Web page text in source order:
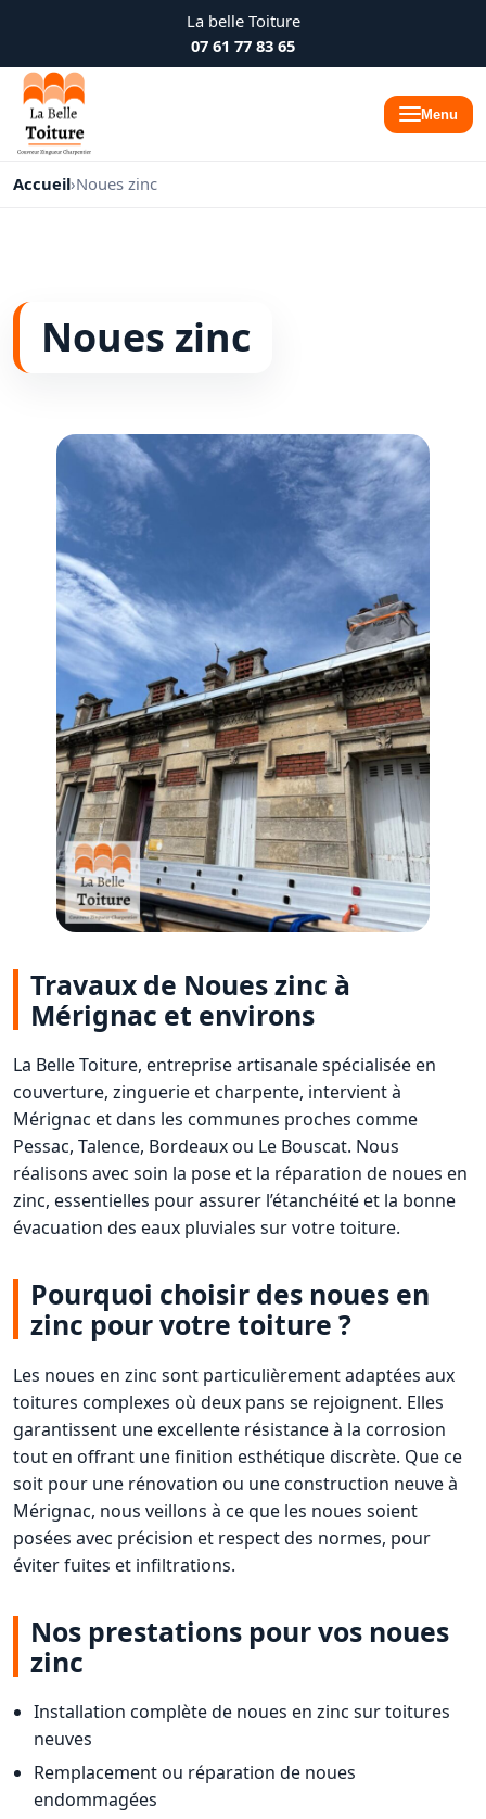
La belle Toiture
07 61 77 83 65
Menu
Accueil›Noues zinc
Noues zinc
Travaux de Noues zinc à
Mérignac et environs
La Belle Toiture, entreprise artisanale spécialisée en
couverture, zinguerie et charpente, intervient à
Mérignac et dans les communes proches comme
Pessac, Talence, Bordeaux ou Le Bouscat. Nous
réalisons avec soin la pose et la réparation de noues en
zinc, essentielles pour assurer l’étanchéité et la bonne
évacuation des eaux pluviales sur votre toiture.
Pourquoi choisir des noues en
zinc pour votre toiture ?
Les noues en zinc sont particulièrement adaptées aux
toitures complexes où deux pans se rejoignent. Elles
garantissent une excellente résistance à la corrosion
tout en offrant une finition esthétique discrète. Que ce
soit pour une rénovation ou une construction neuve à
Mérignac, nous veillons à ce que les noues soient
posées avec précision et respect des normes, pour
éviter fuites et infiltrations.
Nos prestations pour vos noues
zinc
Installation complète de noues en zinc sur toitures
neuves
Remplacement ou réparation de noues
endommagées